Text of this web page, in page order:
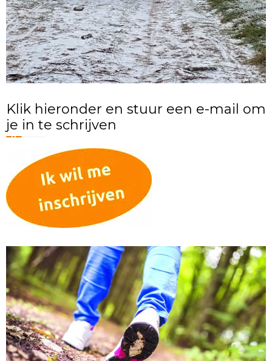
Klik hieronder en stuur een e-mail om
je in te schrijven